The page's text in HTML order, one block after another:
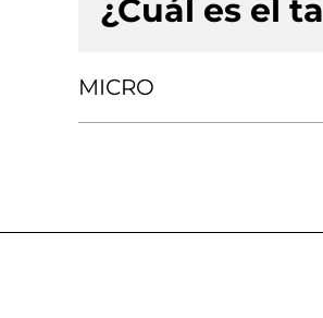
¿Cuál es el
MICRO